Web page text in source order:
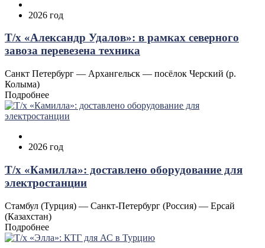
2026 год
Т/х «Александр Удалов»: в рамках северного
завоза перевезена техника
Санкт Петербург — Архангельск — посёлок Черский (р.
Колыма)
Подробнее
2026 год
Т/х «Камилла»: доставлено оборудование для
электростанции
Стамбул (Турция) — Санкт-Петербург (Россия) — Ерсай
(Казахстан)
Подробнее